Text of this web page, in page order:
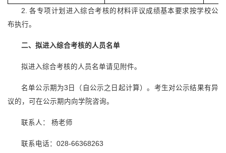
2. 各专项计划进入综合考核的材料评议成绩基本要求按学校公
布执行。
二、拟进入综合考核的人员名单
拟进入综合考核的人员名单请见附件。
名单公示期为3日（自公示之日起计算）。考生对公示结果有异
议的，可在公示期内向学院咨询。
联系人： 杨老师
联系电话：028-66368263